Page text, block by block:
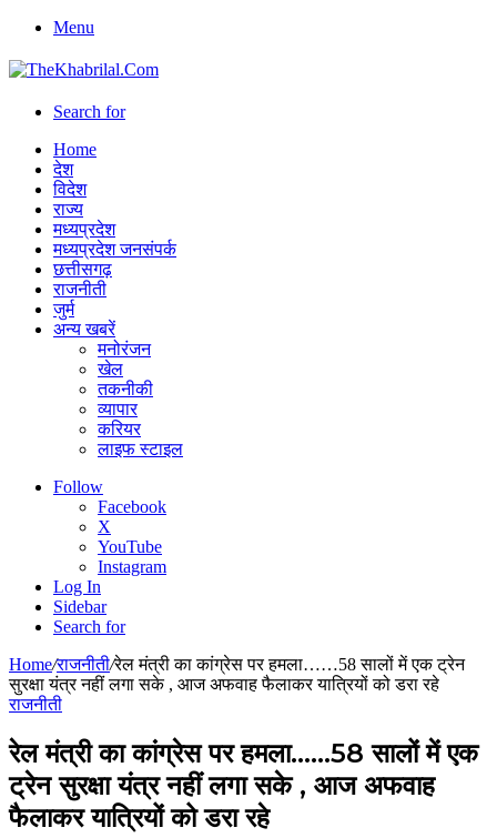
Menu
Search for
Home
देश
विदेश
राज्य
मध्यप्रदेश
मध्यप्रदेश जनसंपर्क
छत्तीसगढ़
राजनीती
जुर्म
अन्य खबरें
मनोरंजन
खेल
तकनीकी
व्यापार
करियर
लाइफ स्टाइल
Follow
Facebook
X
YouTube
Instagram
Log In
Sidebar
Search for
Home/राजनीती/रेल मंत्री का कांग्रेस पर हमला……58 सालों में एक ट्रेन
सुरक्षा यंत्र नहीं लगा सके , आज अफवाह फैलाकर यात्रियों को डरा रहे
राजनीती
रेल मंत्री का कांग्रेस पर हमला……58 सालों में एक
ट्रेन सुरक्षा यंत्र नहीं लगा सके , आज अफवाह
फैलाकर यात्रियों को डरा रहे